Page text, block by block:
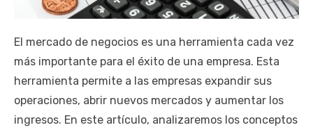
El mercado de negocios es una herramienta cada vez
más importante para el éxito de una empresa. Esta
herramienta permite a las empresas expandir sus
operaciones, abrir nuevos mercados y aumentar los
ingresos. En este artículo, analizaremos los conceptos